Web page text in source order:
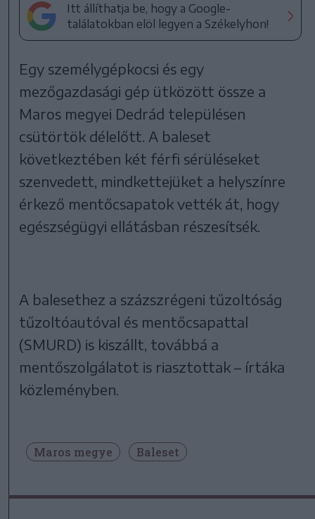
Itt állíthatja be, hogy a Google-
találatokban elöl legyen a Székelyhon!
Egy személygépkocsi és egy
mezőgazdasági gép ütközött össze a
Maros megyei Dedrád településen
csütörtök délelőtt. A baleset
következtében két férfi sérüléseket
szenvedett, mindkettejüket a helyszínre
érkező mentőcsapatok vették át, hogy
egészségügyi ellátásban részesítsék.
A balesethez a százszrégeni tűzoltóság
tűzoltóautóval és mentőcsapattal
(SMURD) is kiszállt, továbbá a
mentőszolgálatot is riasztottak – írtáka
közleményben.
Maros megye Baleset